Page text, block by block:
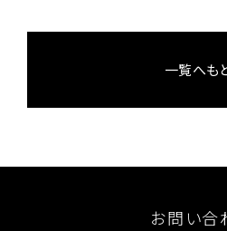
一覧へも
お問い合